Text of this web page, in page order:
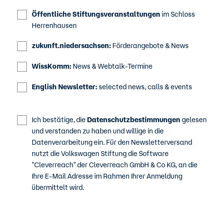
Öffentliche Stiftungsveranstaltungen im Schloss
Herrenhausen
zukunft.niedersachsen: Förderangebote & News
WissKomm: News & Webtalk-Termine
English Newsletter:selected news, calls & events
Ich bestätige, die Datenschutzbestimmungen gelesen
und verstanden zu haben und willige in die
Datenverarbeitung ein. Für den Newsletterversand
nutzt die Volkswagen Stiftung die Software
"Cleverreach" der Cleverreach GmbH & Co KG, an die
Ihre E-Mail Adresse im Rahmen Ihrer Anmeldung
übermittelt wird.